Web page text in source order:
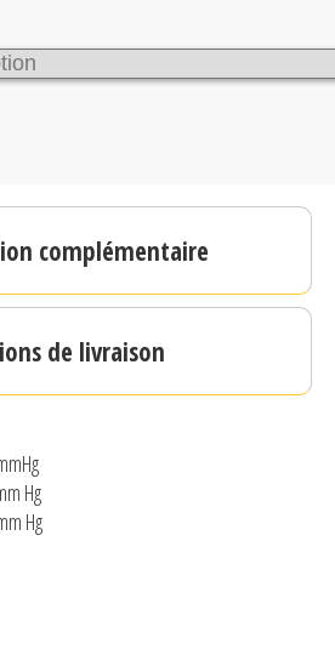
complémentaire
de livraison
Hg
Hg